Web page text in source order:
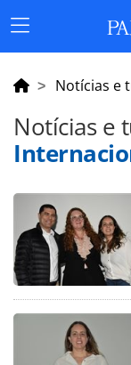
Menu
Principal
Notícias e
Notícias e